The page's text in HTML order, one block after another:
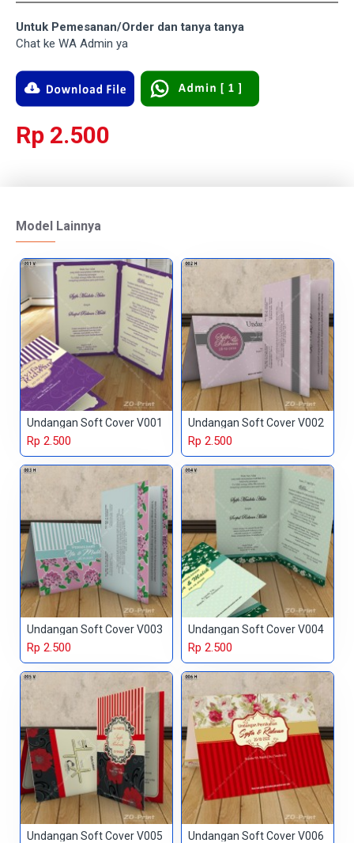
Untuk Pemesanan/Order dan tanya tanya
Chat ke WA Admin ya
Rp 2.500
Model Lainnya
Undangan Soft Cover V001
Rp 2.500
Undangan Soft Cover V002
Rp 2.500
Undangan Soft Cover V003
Rp 2.500
Undangan Soft Cover V004
Rp 2.500
Undangan Soft Cover V005 Undangan Soft Cover V006